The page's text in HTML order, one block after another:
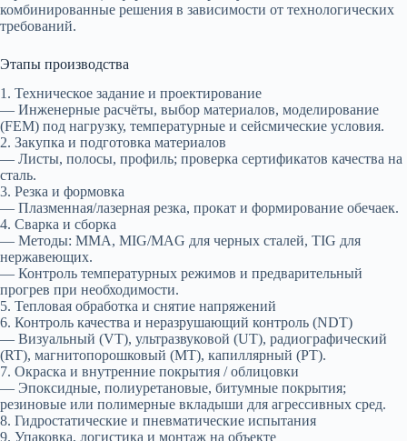
комбинированные решения в зависимости от технологических
требований.
Этапы производства
1. Техническое задание и проектирование
— Инженерные расчёты, выбор материалов, моделирование
(FEM) под нагрузку, температурные и сейсмические условия.
2. Закупка и подготовка материалов
— Листы, полосы, профиль; проверка сертификатов качества на
сталь.
3. Резка и формовка
— Плазменная/лазерная резка, прокат и формирование обечаек.
4. Сварка и сборка
— Методы: MMA, MIG/MAG для черных сталей, TIG для
нержавеющих.
— Контроль температурных режимов и предварительный
прогрев при необходимости.
5. Тепловая обработка и снятие напряжений
6. Контроль качества и неразрушающий контроль (NDT)
— Визуальный (VT), ультразвуковой (UT), радиографический
(RT), магнитопорошковый (MT), капиллярный (PT).
7. Окраска и внутренние покрытия / облицовки
— Эпоксидные, полиуретановые, битумные покрытия;
резиновые или полимерные вкладыши для агрессивных сред.
8. Гидростатические и пневматические испытания
9. Упаковка, логистика и монтаж на объекте